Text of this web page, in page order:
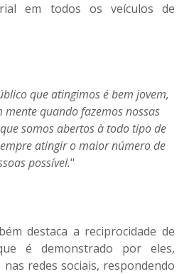
em todos os veículos de
que atingimos é bem jovem,
mente quando fazemos nossas
somos abertos à todo tipo de
atingir o maior número de
possível."
destaca a reciprocidade de
é demonstrado por eles,
redes sociais, respondendo